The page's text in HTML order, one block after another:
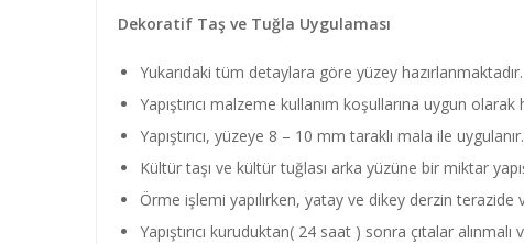
Dekoratif Taş ve Tuğla Uygulaması
Yukarıdaki tüm detaylara göre yüzey hazırlanmaktadır.
Yapıştırıcı malzeme kullanım koşullarına uygun olarak
Yapıştırıcı, yüzeye 8 – 10 mm taraklı mala ile uygulanır.
Kültür taşı ve kültür tuğlası arka yüzüne bir miktar
Örme işlemi yapılırken, yatay ve dikey derzin
Yapıştırıcı kuruduktan( 24 saat ) sonra çıtalar